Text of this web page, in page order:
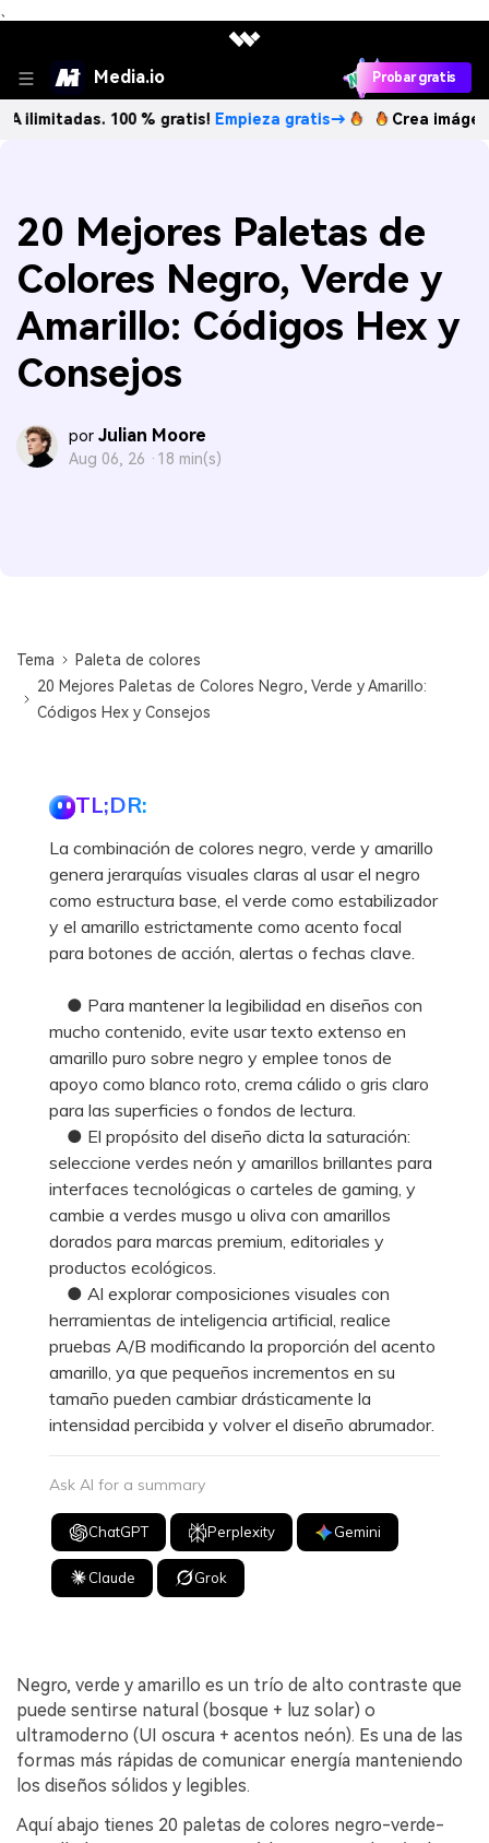
、
Media.io Probar gratis
100 % gratis!Empieza gratis→ Crea imágenes IA
20 Mejores Paletas de
Colores Negro, Verde y
Amarillo: Códigos Hex y
Consejos
por Julian Moore
Aug 06, 26 · 18 min(s)
Tema
Paleta de colores
20 Mejores Paletas de Colores Negro, Verde y Amarillo:
Códigos Hex y Consejos
TL;DR:
La combinación de colores negro, verde y amarillo
genera jerarquías visuales claras al usar el negro
como estructura base, el verde como estabilizador
y el amarillo estrictamente como acento focal
para botones de acción, alertas o fechas clave.
● Para mantener la legibilidad en diseños con
mucho contenido, evite usar texto extenso en
amarillo puro sobre negro y emplee tonos de
apoyo como blanco roto, crema cálido o gris claro
para las superficies o fondos de lectura.
● El propósito del diseño dicta la saturación:
seleccione verdes neón y amarillos brillantes para
interfaces tecnológicas o carteles de gaming, y
cambie a verdes musgo u oliva con amarillos
dorados para marcas premium, editoriales y
productos ecológicos.
● Al explorar composiciones visuales con
herramientas de inteligencia artificial, realice
pruebas A/B modificando la proporción del acento
amarillo, ya que pequeños incrementos en su
tamaño pueden cambiar drásticamente la
intensidad percibida y volver el diseño abrumador.
Ask AI for a summary
ChatGPT Perplexity Gemini
Claude Grok
Negro, verde y amarillo es un trío de alto contraste que
puede sentirse natural (bosque + luz solar) o
ultramoderno (UI oscura + acentos neón). Es una de las
formas más rápidas de comunicar energía manteniendo
los diseños sólidos y legibles.
Aquí abajo tienes 20 paletas de colores negro-verde-